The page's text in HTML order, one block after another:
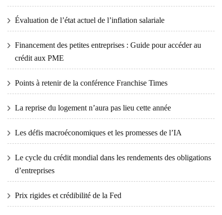
Évaluation de l’état actuel de l’inflation salariale
Financement des petites entreprises : Guide pour accéder au
crédit aux PME
Points à retenir de la conférence Franchise Times
La reprise du logement n’aura pas lieu cette année
Les défis macroéconomiques et les promesses de l’IA
Le cycle du crédit mondial dans les rendements des obligations
d’entreprises
Prix ​​​​rigides et crédibilité de la Fed